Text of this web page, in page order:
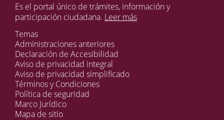
Es el portal único de trámites, información y
participación ciudadana. Leer más
Temas
Administraciones anteriores
Declaración de Accesibilidad
Aviso de privacidad integral
Aviso de privacidad simplificado
Términos y Condiciones
Política de seguridad
Marco Jurídico
Mapa de sitio